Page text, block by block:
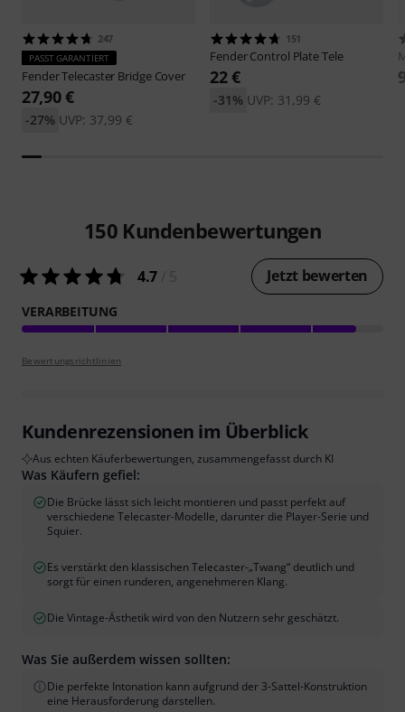
247
PASST GARANTIERT
FenderTelecaster Bridge Cover
27,90 €
UVP: 37,99 €
-27%
151
FenderControl Plate Tele
22 €
UVP: 31,99 €
-31%
150 Kundenbewertungen
4.7 Jetzt bewerten
VERARBEITUNG
Bewertungsrichtlinien
Kundenrezensionen im Überblick
Aus echten Käuferbewertungen, zusammengefasst durch KI
Was Käufern gefiel:
Die Brücke lässt sich leicht montieren und passt perfekt auf
verschiedene Telecaster-Modelle, darunter die Player-Serie und
Squier.
Es verstärkt den klassischen Telecaster-„Twang“ deutlich und
sorgt für einen runderen, angenehmeren Klang.
Die Vintage-Ästhetik wird von den Nutzern sehr geschätzt.
Was Sie außerdem wissen sollten:
Die perfekte Intonation kann aufgrund der 3-Sattel-Konstruktion
eine Herausforderung darstellen.